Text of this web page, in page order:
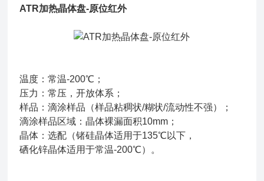
ATR加热晶体盘-原位红外
温度：常温-200℃；
压力：常压，开放体系；
样品：滴涂样品（样品粘稠状/糊状/流动性不强）；
滴涂样品区域：晶体裸漏面积10mm；
晶体：选配（锗硅晶体适用于135℃以下，
硒化锌晶体适用于常温-200℃）。